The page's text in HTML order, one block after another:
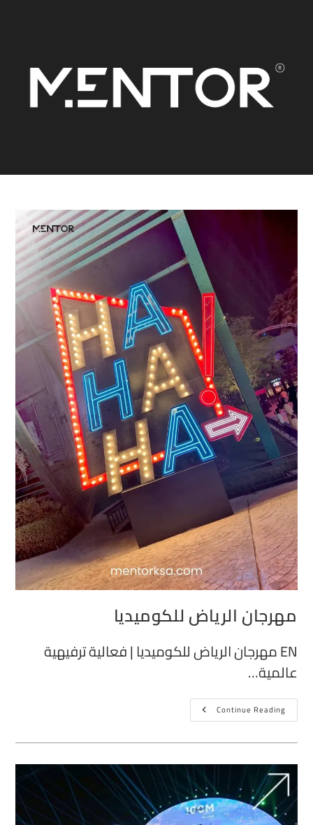
مهرجان الرياض للكوميديا
EN مهرجان الرياض للكوميديا | فعالية ترفيهية
عالمية…
Continue Reading